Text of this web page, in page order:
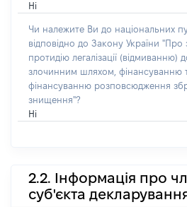
Ні
Чи належите Ви до національних
відповідно до Закону України "Про
протидію легалізації (відмиванню)
злочинним шляхом, фінансуванню
фінансуванню розповсюдження
знищення"?
Ні
2.2. Інформація про
суб'єкта